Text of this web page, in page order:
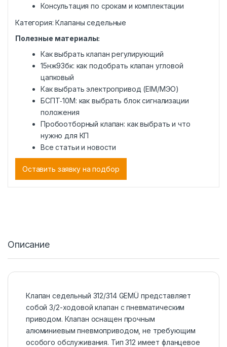
Консультация по срокам и комплектации
Категория:Клапаны седельные
Полезные материалы:
Как выбрать клапан регулирующий
15нж93бк: как подобрать клапан угловой
цапковый
Как выбрать электропривод (EIM/МЭО)
БСПТ‑10М: как выбрать блок сигнализации
положения
Пробоотборный клапан: как выбрать и что
нужно для КП
Все статьи и новости
Оставить заявку на подбор
Описание
Клапан седельный 312/314 GEMÜ представляет
собой 3/2-ходовой клапан с пневматическим
приводом. Клапан оснащен прочным
алюминиевым пневмоприводом, не требующим
особого обслуживания. Тип 312 имеет фланцевое